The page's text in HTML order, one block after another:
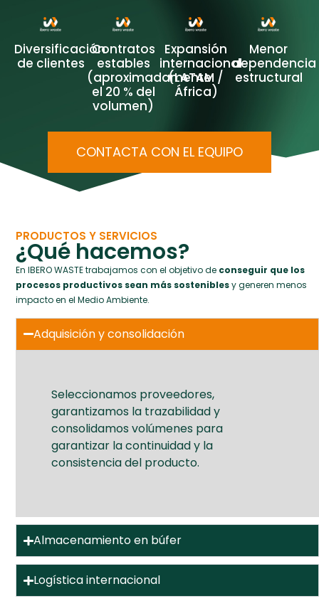
Diversificación
de clientes
Contratos
estables
(aproximadamente
el 20 % del
volumen)
Expansión
internacional
(LATAM /
África)
Menor
dependencia
estructural
CONTACTA CON EL EQUIPO
PRODUCTOS Y SERVICIOS
¿Qué hacemos?
En IBERO WASTE trabajamos con el objetivo de conseguir que los
procesos productivos sean más sosteniblesy generen menos
impacto en el Medio Ambiente.
Adquisición y consolidación
Seleccionamos proveedores,
garantizamos la trazabilidad y
consolidamos volúmenes para
garantizar la continuidad y la
consistencia del producto.
Almacenamiento en búfer
Logística internacional